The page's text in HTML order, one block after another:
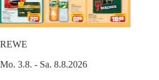
REWE
Mo. 3.8. - Sa. 8.8.2026